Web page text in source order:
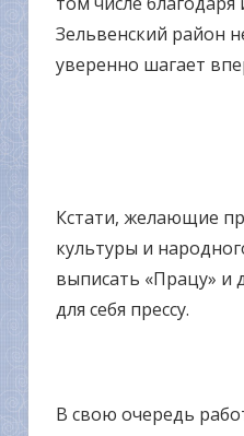
Зельвенский район
уверенно шагает
Кстати, желающие
культуры и
выписать «Працу» и
для себя прессу.
В свою очередь